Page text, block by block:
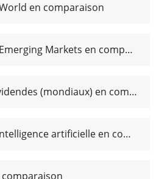
World en comparaison
ETF MSCI Emerging Markets en comparaison
ETF de dividendes (mondiaux) en comparaison
ETF sur l'intelligence artificielle en comparaison
comparaison